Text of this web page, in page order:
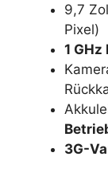
9,7
Pixel)
1 GHz
3G-